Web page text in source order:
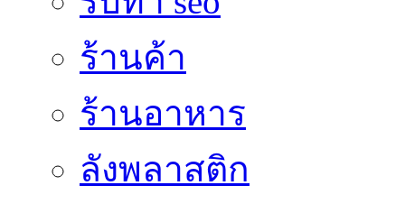
ร้านค้า
ร้านอาหาร
ลังพลาสติก